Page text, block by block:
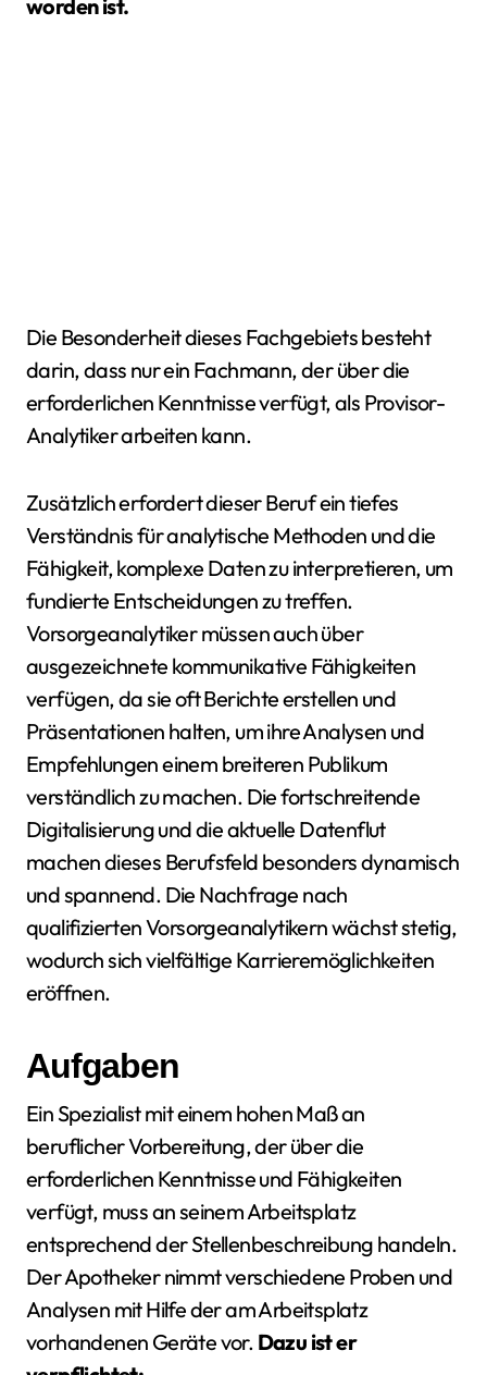
worden ist.
Die Besonderheit dieses Fachgebiets besteht
darin, dass nur ein Fachmann, der über die
erforderlichen Kenntnisse verfügt, als Provisor-
Analytiker arbeiten kann.
Zusätzlich erfordert dieser Beruf ein tiefes
Verständnis für analytische Methoden und die
Fähigkeit, komplexe Daten zu interpretieren, um
fundierte Entscheidungen zu treffen.
Vorsorgeanalytiker müssen auch über
ausgezeichnete kommunikative Fähigkeiten
verfügen, da sie oft Berichte erstellen und
Präsentationen halten, um ihre Analysen und
Empfehlungen einem breiteren Publikum
verständlich zu machen. Die fortschreitende
Digitalisierung und die aktuelle Datenflut
machen dieses Berufsfeld besonders dynamisch
und spannend. Die Nachfrage nach
qualifizierten Vorsorgeanalytikern wächst stetig,
wodurch sich vielfältige Karrieremöglichkeiten
eröffnen.
Aufgaben
Ein Spezialist mit einem hohen Maß an
beruflicher Vorbereitung, der über die
erforderlichen Kenntnisse und Fähigkeiten
verfügt, muss an seinem Arbeitsplatz
entsprechend der Stellenbeschreibung handeln.
Der Apotheker nimmt verschiedene Proben und
Analysen mit Hilfe der am Arbeitsplatz
vorhandenen Geräte vor. Dazu ist er